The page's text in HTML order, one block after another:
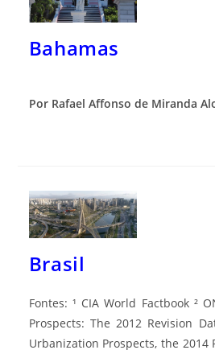
Bahamas
Por Rafael Affonso de Miranda
Brasil
Fontes: ¹ CIA World Factbook ²
Prospects: The 2012 Revision
Urbanization Prospects, the 2014